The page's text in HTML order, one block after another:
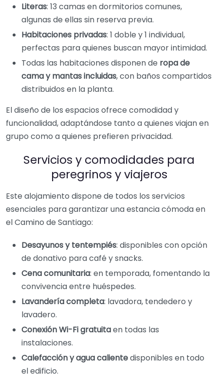
Literas: 13 camas en dormitorios comunes,
algunas de ellas sin reserva previa.
Habitaciones privadas: 1 doble y 1 individual,
perfectas para quienes buscan mayor intimidad.
Todas las habitaciones disponen de ropa de
cama y mantas incluidas, con baños compartidos
distribuidos en la planta.
El diseño de los espacios ofrece comodidad y
funcionalidad, adaptándose tanto a quienes viajan en
grupo como a quienes prefieren privacidad.
Servicios y comodidades para
peregrinos y viajeros
Este alojamiento dispone de todos los servicios
esenciales para garantizar una estancia cómoda en
el Camino de Santiago:
Desayunos y tentempiés: disponibles con opción
de donativo para café y snacks.
Cena comunitaria: en temporada, fomentando la
convivencia entre huéspedes.
Lavandería completa: lavadora, tendedero y
lavadero.
Conexión Wi-Fi gratuitaen todas las
instalaciones.
Calefacción y agua calientedisponibles en todo
el edificio.